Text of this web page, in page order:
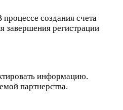
создания счета
завершения регистрации
информацию.
партнерства.